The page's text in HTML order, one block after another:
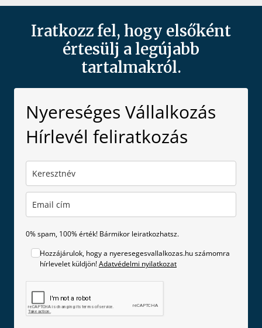
Iratkozz fel, hogy elsőként
értesülj a legújabb
tartalmakról.
Nyereséges Vállalkozás
Hírlevél feliratkozás
0% spam, 100% érték! Bármikor leiratkozhatsz.
Hozzájárulok, hogy a nyeresegesvallalkozas.hu számomra
hírlevelet küldjön!Adatvédelmi nyilatkozat